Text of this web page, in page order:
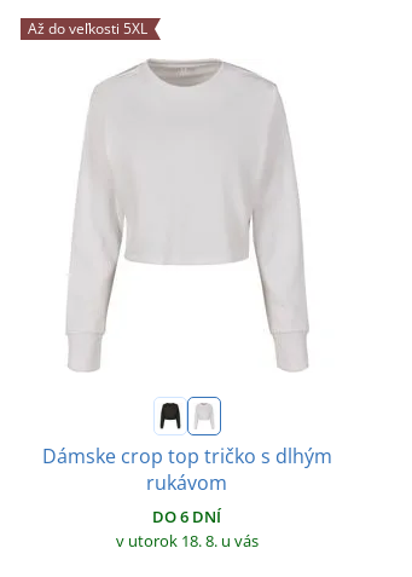
Až do veľkosti 5XL
Dámske crop top tričko s dlhým
rukávom
DO 6 DNÍ
v utorok 18. 8. u vás